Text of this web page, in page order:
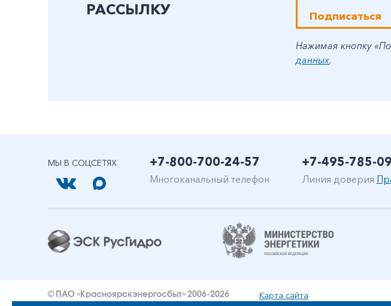
РАССЫЛКУ
Подписаться
Нажимая кнопку
данных.
МЫ В СОЦСЕТЯХ +7-800-700-24-57
Многоканальный телефон
+7-495-785-
Линия доверия
© ПАО «Красноярскэнергосбыт» 2006-2026 Карта сайта